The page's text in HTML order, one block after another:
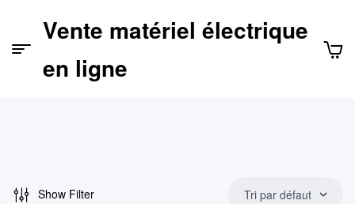
Vente matériel électrique
en ligne
Menu
Show Filter Tri par défaut